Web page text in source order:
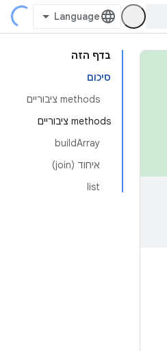
בדף הזה
סיכום
‫methods ציבוריים
‫methods ציבוריים
buildArray
איחוד (join)
list